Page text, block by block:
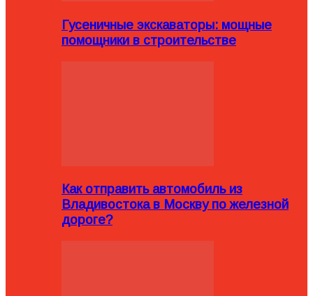
Гусеничные экскаваторы: мощные
помощники в строительстве
Как отправить автомобиль из
Владивостока в Москву по железной
дороге?